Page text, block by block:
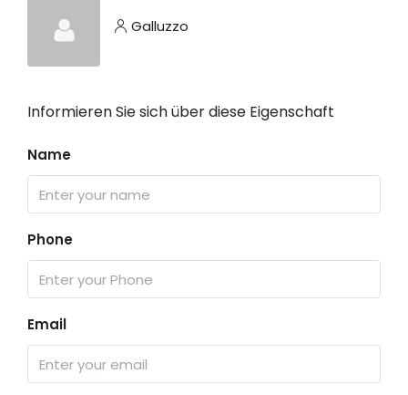
Galluzzo
Informieren Sie sich über diese Eigenschaft
Name
Phone
Email